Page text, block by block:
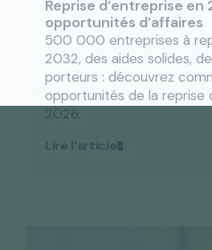
Reprise d’entreprise en
opportunités d’affaires
500 000 entreprises à
2032, des aides solides,
porteurs : découvrez
opportunités de la reprise
2026.
Lire l'article